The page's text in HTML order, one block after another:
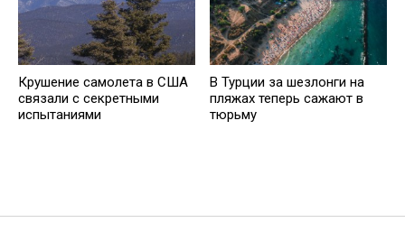
Крушение самолета в США
связали с секретными
испытаниями
В Турции за шезлонги на
пляжах теперь сажают в
тюрьму